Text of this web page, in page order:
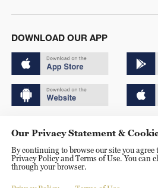
DOWNLOAD OUR APP
京ICP备20000184号
京公网安备 11010502050052号
Disinformation report hotline: 010-85061466
Our Privacy Statement &
By continuing to browse our site you agree
Privacy Policy and Terms of Use. You can
through your browser.